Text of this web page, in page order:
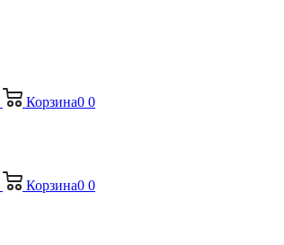
Корзина0 0
Корзина0 0